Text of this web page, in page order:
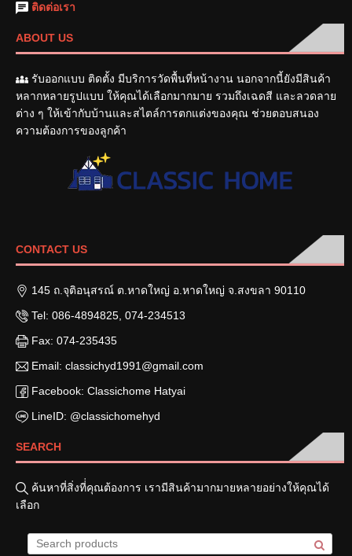
ติดต่อเรา
ABOUT US
รับออกแบบ ติดตั้ง มีบริการวัดพื้นที่หน้างาน นอกจากนี้ยังมีสินค้า
หลากหลายรูปแบบ ให้คุณได้เลือกมากมาย รวมถึงเฉดสี และลวดลาย
ต่าง ๆ ให้เข้ากับบ้านและสไตล์การตกแต่งของคุณ ช่วยตอบสนอง
ความต้องการของลูกค้า
CONTACT US
145 ถ.จุติอนุสรณ์ ต.หาดใหญ่ อ.หาดใหญ่ จ.สงขลา 90110
Tel: 086-4894825, 074-234513
Fax: 074-235435
Email: classichyd1991@gmail.com
Facebook: Classichome Hatyai
LineID: @classichomehyd
SEARCH
ค้นหาที่สิ่งที่่คุณต้องการ เรามีสินค้ามากมายหลายอย่างให้คุณได้
เลือก